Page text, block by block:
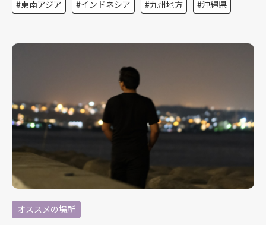
東南アジア インドネシア 九州地方 沖縄県
オススメの場所